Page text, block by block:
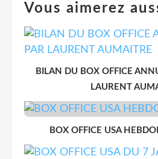
Vous aimerez
BILAN DU BOX OFFICE
LAURENT
BOX OFFICE USA